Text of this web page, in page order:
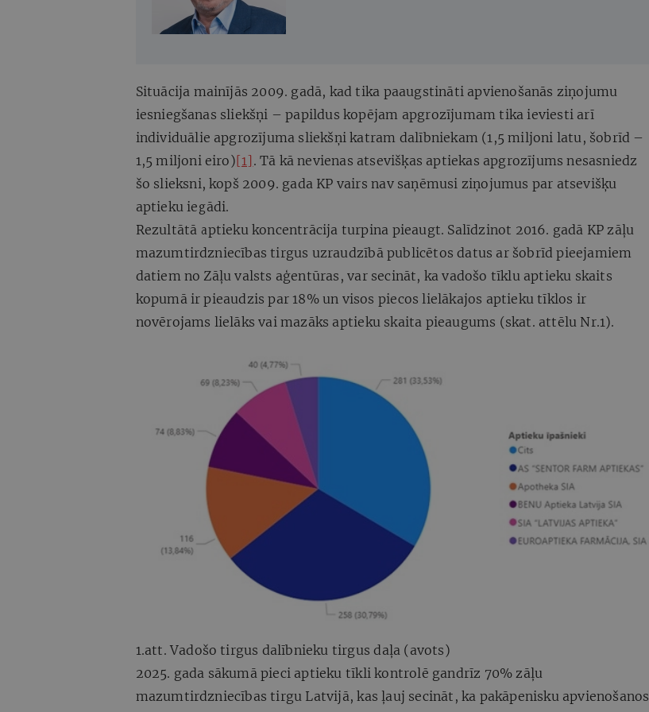
Situācija mainījās 2009. gadā, kad tika paaugstināti apvienošanās ziņojumu
iesniegšanas sliekšņi – papildus kopējam apgrozījumam tika ieviesti arī
individuālie apgrozījuma sliekšņi katram dalībniekam (1,5 miljoni latu, šobrīd –
1,5 miljoni eiro) [1] . Tā kā nevienas atsevišķas aptiekas apgrozījums nesasniedz
šo slieksni, kopš 2009. gada KP vairs nav saņēmusi ziņojumus par atsevišķu
aptieku iegādi.
Rezultātā aptieku koncentrācija turpina pieaugt. Salīdzinot 2016. gadā KP zāļu
mazumtirdzniecības tirgus uzraudzībā publicētos datus ar šobrīd pieejamiem
datiem no Zāļu valsts aģentūras, var secināt, ka vadošo tīklu aptieku skaits
kopumā ir pieaudzis par 18% un visos piecos lielākajos aptieku tīklos ir
novērojams lielāks vai mazāks aptieku skaita pieaugums (skat. attēlu Nr.1).
1.att. Vadošo tirgus dalībnieku tirgus daļa (avots)
2025. gada sākumā pieci aptieku tīkli kontrolē gandrīz 70% zāļu
mazumtirdzniecības tirgu Latvijā, kas ļauj secināt, ka pakāpenisku apvienošanos